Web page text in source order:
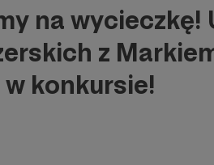
na wycieczkę!
z
konkursie!